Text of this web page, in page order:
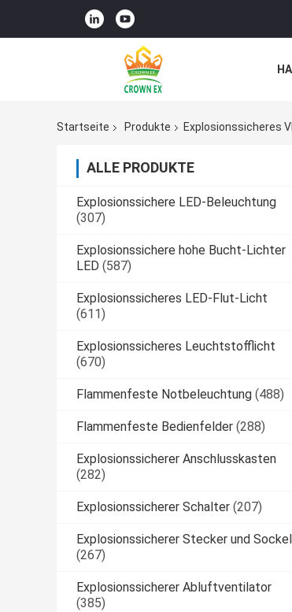
Startseite
Produkte Explosionssicheres
ALLE PRODUKTE
Explosionssichere LED-Beleuchtung
(307)
Explosionssichere hohe Bucht-Lichter
LED (587)
Explosionssicheres LED-Flut-Licht
(611)
Explosionssicheres Leuchtstofflicht
(670)
Flammenfeste Notbeleuchtung (488)
Flammenfeste Bedienfelder (288)
Explosionssicherer Anschlusskasten
(282)
Explosionssicherer Schalter (207)
Explosionssicherer Stecker und Sockel
(267)
Explosionssicherer Abluftventilator
(385)